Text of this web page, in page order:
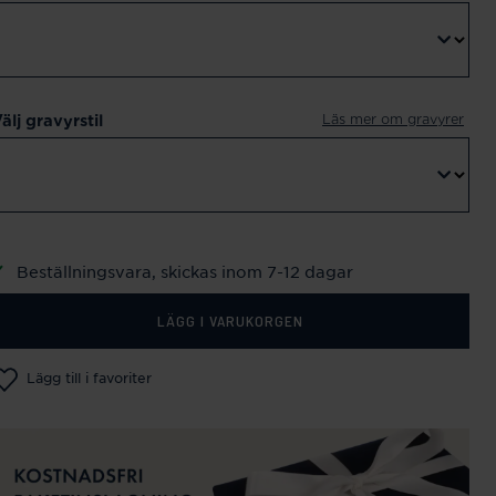
gravyrstil Läs mer om gravyrer
Beställningsvara, skickas inom 7-12 dagar
LÄGG I VARUKORGEN
Lägg till i favoriter